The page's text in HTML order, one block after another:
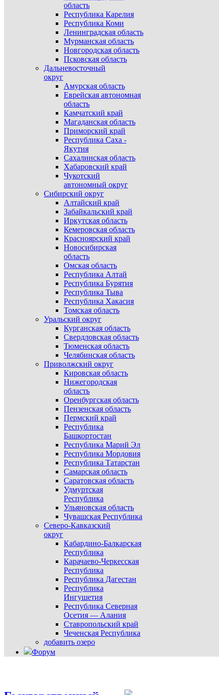
область
Республика Карелия
Республика Коми
Ленинградская область
Мурманская область
Новгородская область
Псковская область
Дальневосточный
округ
Амурская область
Еврейская автономная
область
Камчатский край
Магаданская область
Приморский край
Республика Саха -
Якутия
Сахалинская область
Хабаровский край
Чукотский
автономный округ
Сибирский округ
Алтайский край
Забайкальский край
Иркутская область
Кемеровская область
Красноярский край
Новосибирская
область
Омская область
Республика Алтай
Республика Бурятия
Республика Тыва
Республика Хакасия
Томская область
Уральский округ
Курганская область
Свердловская область
Тюменская область
Челябинская область
Приволжский округ
Кировская область
Нижегородская
область
Оренбургская область
Пензенская область
Пермский край
Республика
Башкортостан
Республика Марий Эл
Республика Мордовия
Республика Татарстан
Самарская область
Саратовская область
Удмуртская
Республика
Ульяновская область
Чувашская Республика
Северо-Кавказский
округ
Кабардино-Балкарская
Республика
Карачаево-Черкесская
Республика
Республика Дагестан
Республика
Ингушетия
Республика Северная
Осетия — Алания
Ставропольский край
Чеченская Республика
добавить озеро
Форум